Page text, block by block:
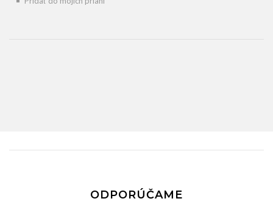
ODPORÚČAME